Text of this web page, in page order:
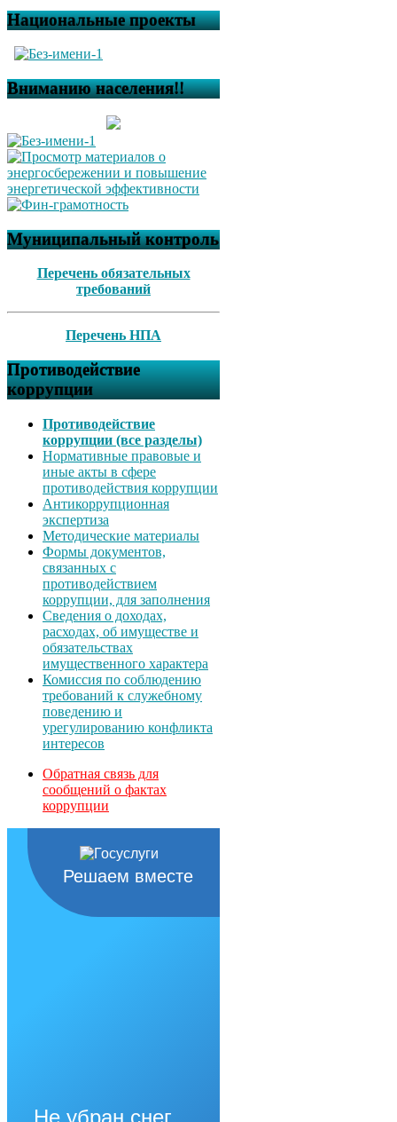
Национальные проекты
Вниманию населения!!
Муниципальный контроль
Перечень обязательных
требований
Перечень НПА
Противодействие
коррупции
Противодействие
коррупции (все разделы)
Нормативные правовые и
иные акты в сфере
противодействия коррупции
Антикоррупционная
экспертиза
Методические материалы
Формы документов,
связанных с
противодействием
коррупции, для заполнения
Сведения о доходах,
расходах, об имуществе и
обязательствах
имущественного характера
Комиссия по соблюдению
требований к служебному
поведению и
урегулированию конфликта
интересов
Обратная связь для
сообщений о фактах
коррупции
Решаем вместе
Не убран снег,